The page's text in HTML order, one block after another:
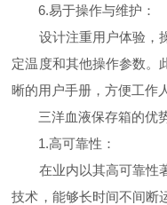
6.易于操作与维护：
设计注重用户体验，操
定温度和其他操作参数。
晰的用户手册，方便工作
三洋血液保存箱的优
1.高可靠性：
在业内以其高可靠性著
技术，能够长时间不间断